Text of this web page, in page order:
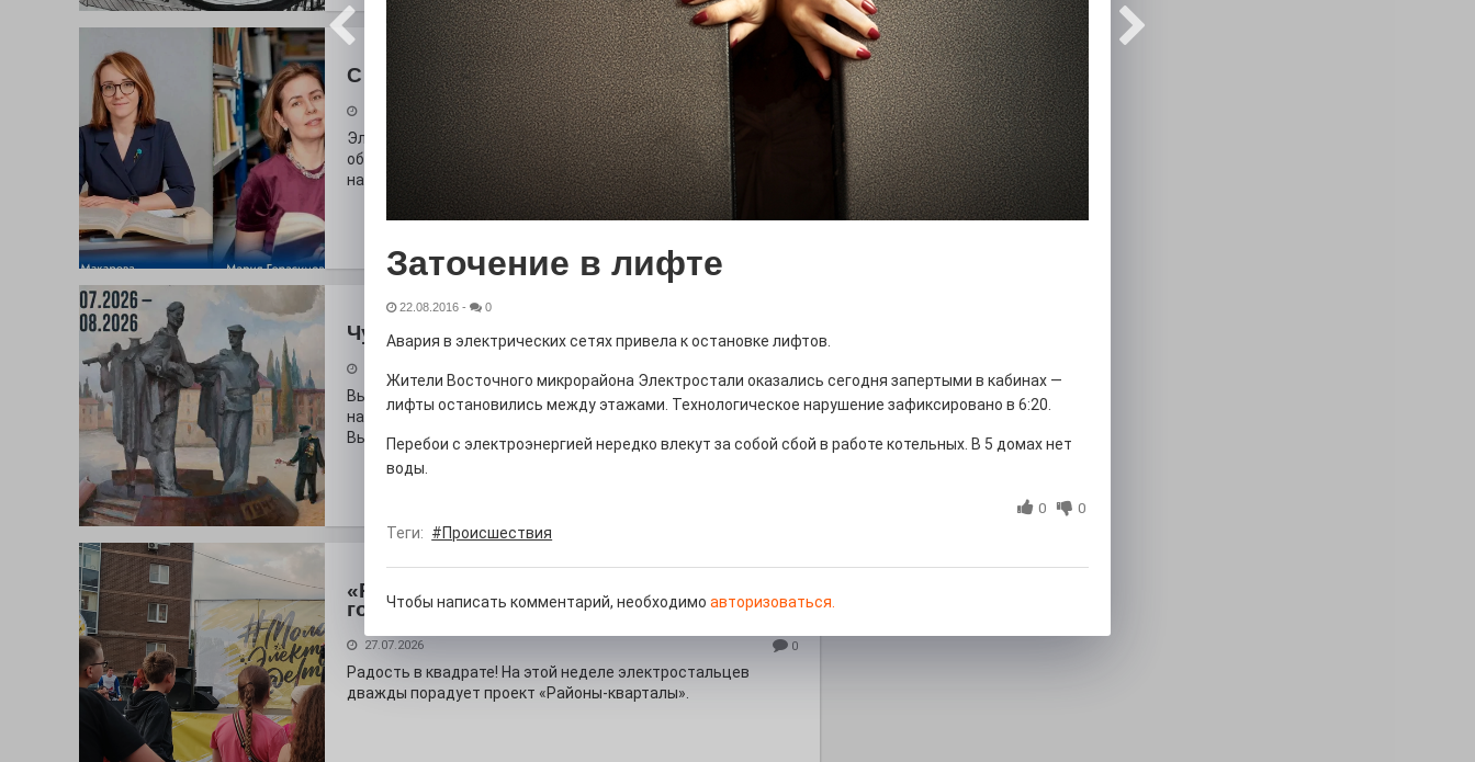
С любовью к истории, литературе и детям
29.07.2026
Электросталь давно зарекомендовала себя флагманом
образования. В очередной раз этот статус подтвердили
наши педагоги.
Чувство Родины — одно на всех
Выставка «Палитра героизма» — новый масштабный проект,
на который электростальцев приглашает к себе
Выставочный зал им. Олега Коняшина.
«Районы-кварталы» путешествуют по
городу
27.07.2026 0
Радость в квадрате! На этой неделе электростальцев
дважды порадует проект «Районы-кварталы».
Заточение в лифте
22.08.2016 - 0
Авария в электрических сетях привела к остановке лифтов.
Жители Восточного микрорайона Электростали оказались сегодня запертыми в кабинах —
лифты остановились между этажами. Технологическое нарушение зафиксировано в 6:20.
Перебои с электроэнергией нередко влекут за собой сбой в работе котельных. В 5 домах нет
воды.
0 0
Теги: #Происшествия
Чтобы написать комментарий, необходимо авторизоваться.